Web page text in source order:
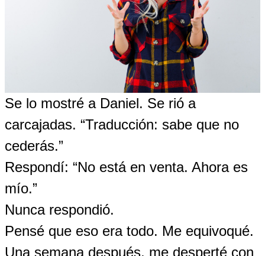
Se lo mostré a Daniel. Se rió a
carcajadas. “Traducción: sabe que no
cederás.”
Respondí: “No está en venta. Ahora es
mío.”
Nunca respondió.
Pensé que eso era todo. Me equivoqué.
Una semana después, me desperté con